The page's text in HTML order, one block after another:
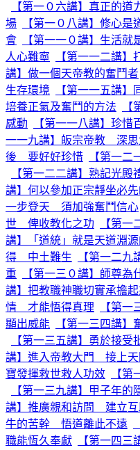
【第一０六講】真正的道
場
【第一０八講】修心是
會
【第一一０講】生活就
人心難寧
【第一一二講
講】做一個天帝教的奮鬥者
生存環境
【第一一五講】
培養正氣及奮鬥的方法
感動
【第一一八講】珍
一一九講】皈宗帝教 深思
後 要好好珍惜
【第一
【第一二二講】熟記光
講】何以參加正宗靜坐必先
一步登天 須加強奮鬥信心
世 俾收教化之功
【第一
講】「道統」就是天道淵
得 中土難生
【第一二
重
【第一三０講】師尊為
講】把教職神職切實承擔起
情 才能悟得真理
【第
顯出威能
【第一三四講
【第一三五講】勇於接
講】進入帝教大門 接上天
寶發揮救世救人功效
【
【第一三九講】甲子年
講】推廣親和訪問 建立互
牛的苦幹 悟道離此不遠
職能恆久奉獻
【第一四